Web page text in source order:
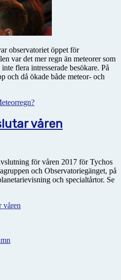
observatoriet öppet för
var det mer regn än meteorer som
flera intresserade besökare. På
och då ökade både meteor- och
våren
för våren 2017 för Tychos
och Observatoriegänget, på
och specialtårtor. Se
våren